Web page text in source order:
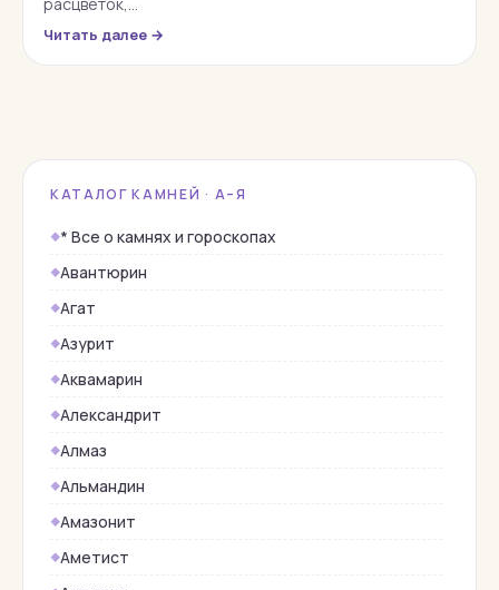
Читать далее →
КАТАЛОГ КАМНЕЙ · А–Я
* Все о камнях и гороскопах
Авантюрин
Агат
Азурит
Аквамарин
Александрит
Алмаз
Альмандин
Амазонит
Аметист